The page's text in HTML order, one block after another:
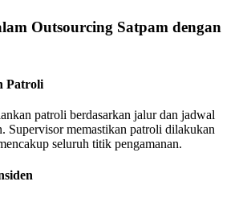
Outsourcing Satpam dengan
Patroli
patroli berdasarkan jalur dan jadwal
Supervisor memastikan patroli dilakukan
seluruh titik pengamanan.